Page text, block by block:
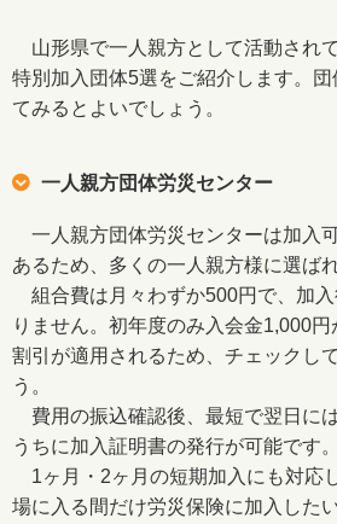
山形県で一人親方として活動され
特別加入団体5選をご紹介します。
てみるとよいでしょう。
一人親方団体労災センター
一人親方団体労災センターは加入
あるため、多くの一人親方様に選ば
組合費は月々わずか500円で、加
りません。初年度のみ入会金1,000
割引が適用されるため、チェックし
う。
費用の振込確認後、最短で翌日に
うちに加入証明書の発行が可能です。
1ヶ月・2ヶ月の短期加入にも対応
場に入る間だけ労災保険に加入した